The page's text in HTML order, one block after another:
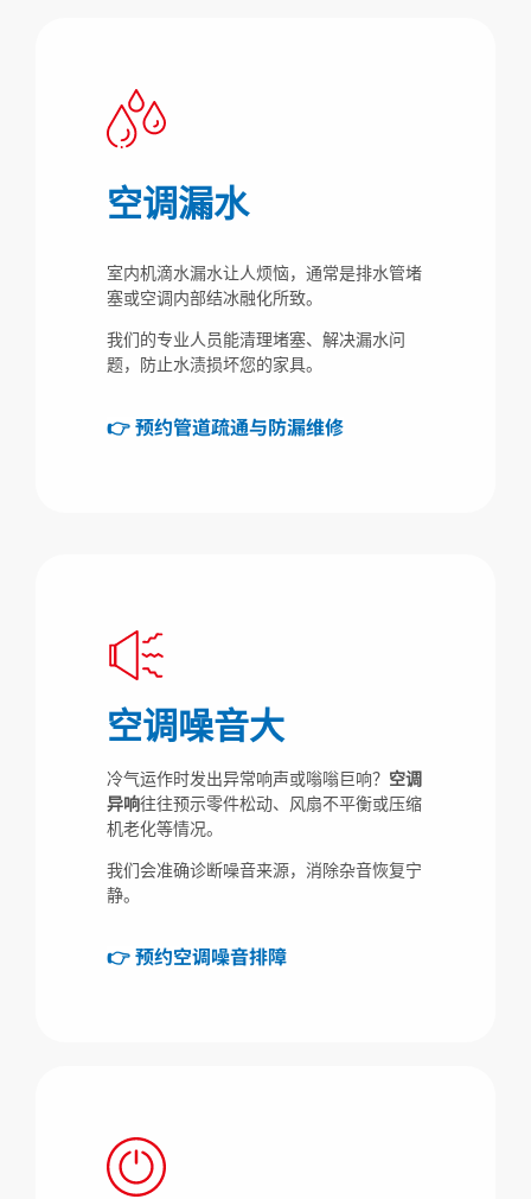
空调漏水
室内机滴水漏水让人烦恼，通常是排水管堵
塞或空调内部结冰融化所致。
我们的专业人员能清理堵塞、解决漏水问
题，防止水渍损坏您的家具。
👉 预约管道疏通与防漏维修
空调噪音大
冷气运作时发出异常响声或嗡嗡巨响？ 空调
异响往往预示零件松动、风扇不平衡或压缩
机老化等情况。
我们会准确诊断噪音来源，消除杂音恢复宁
静。
👉 预约空调噪音排障